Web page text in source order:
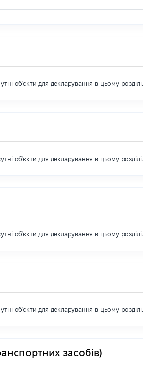
об'єкти для декларування в цьому розділі.
об'єкти для декларування в цьому розділі.
об'єкти для декларування в цьому розділі.
об'єкти для декларування в цьому розділі.
засобів)